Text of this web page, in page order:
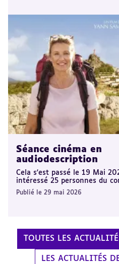
Séance cinéma en
audiodescription
Cela s'est passé le 19 Mai
intéressé 25 personnes du
Publié le 29 mai 2026
TOUTES LES
LES ACTUALITÉS